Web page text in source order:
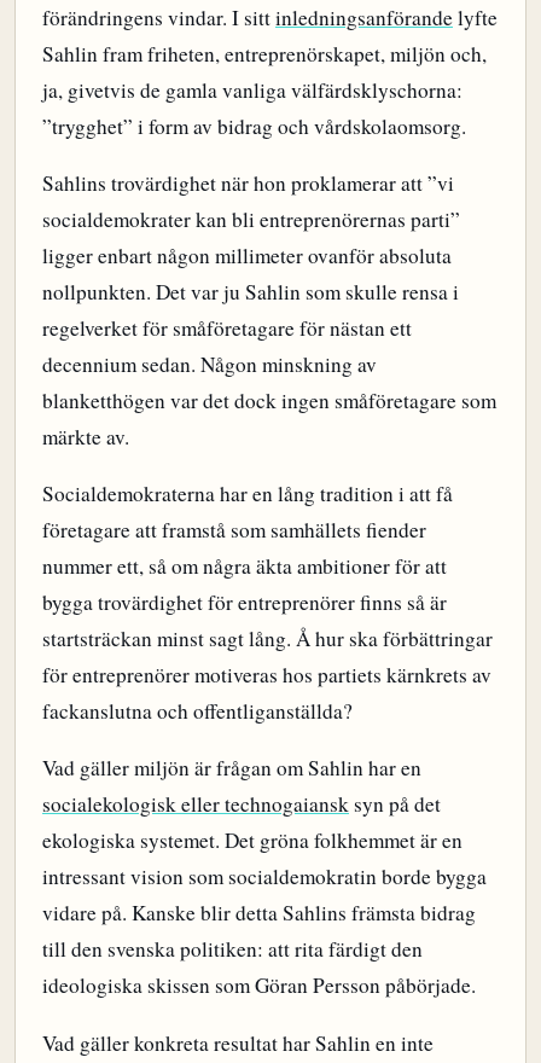
förändringens vindar. I sittinledningsanförandelyfte
Sahlin fram friheten, entreprenörskapet, miljön och,
ja, givetvis de gamla vanliga välfärdsklyschorna:
”trygghet” i form av bidrag och vårdskolaomsorg.
Sahlins trovärdighet när hon proklamerar att ”vi
socialdemokrater kan bli entreprenörernas parti”
ligger enbart någon millimeter ovanför absoluta
nollpunkten. Det var ju Sahlin som skulle rensa i
regelverket för småföretagare för nästan ett
decennium sedan. Någon minskning av
blanketthögen var det dock ingen småföretagare som
märkte av.
Socialdemokraterna har en lång tradition i att få
företagare att framstå som samhällets fiender
nummer ett, så om några äkta ambitioner för att
bygga trovärdighet för entreprenörer finns så är
startsträckan minst sagt lång. Å hur ska förbättringar
för entreprenörer motiveras hos partiets kärnkrets av
fackanslutna och offentliganställda?
Vad gäller miljön är frågan om Sahlin har en
socialekologisk eller technogaiansksyn på det
ekologiska systemet. Det gröna folkhemmet är en
intressant vision som socialdemokratin borde bygga
vidare på. Kanske blir detta Sahlins främsta bidrag
till den svenska politiken: att rita färdigt den
ideologiska skissen som Göran Persson påbörjade.
Vad gäller konkreta resultat har Sahlin en inte